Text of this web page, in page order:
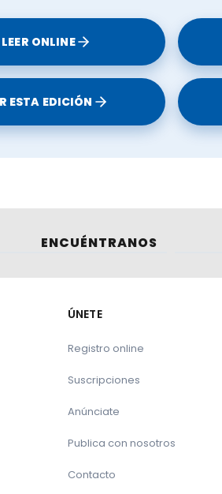
LEER ONLINE
ESTA EDICIÓN
ENCUÉNTRANOS
ÚNETE
Registro online
Suscripciones
Anúnciate
Publica con nosotros
Contacto